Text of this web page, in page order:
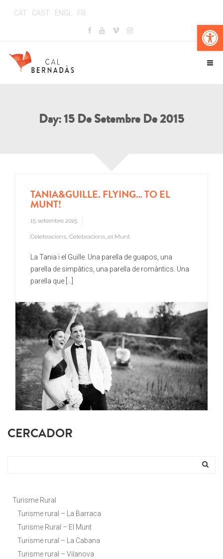
CAT CAST ENGL FR
Day:15 De Setembre De 2015
TANIA&GUILLE. FLYING… TO EL
MUNT!
15 setembre 2015
Celebracions, Celebracions_el Munt
La Tania i el Guille. Una parella de guapos, una
parella de simpàtics, una parella de romàntics. Una
parella que [...]
CERCADOR
Turisme Rural
Turisme rural – La Barraca
Turisme Rural – El Munt
Turisme rural – La Cabana
Turisme rural – Vilanova